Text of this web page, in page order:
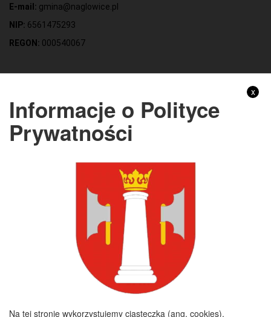
E-mail: gmina@naglowice.pl
NIP: 6561475293
REGON: 000540067
Adres:ul. Mikołaja Reja 9, 28-362 Nagłowice
NIP:6562213721
REGON:
KONTO BANKOWE:
Bank Spółdzielczy Kielce o/Nagłowice
46 84930004 0110 0100 0332 0097
Rachunek odpady komunalne:
44 8493 0004 0110 0100 0332 0133
Godziny pracy
8:00 - 16:00
x
Informacje o Polityce
Prywatności
Na tej stronie wykorzystujemy ciasteczka (ang. cookies).